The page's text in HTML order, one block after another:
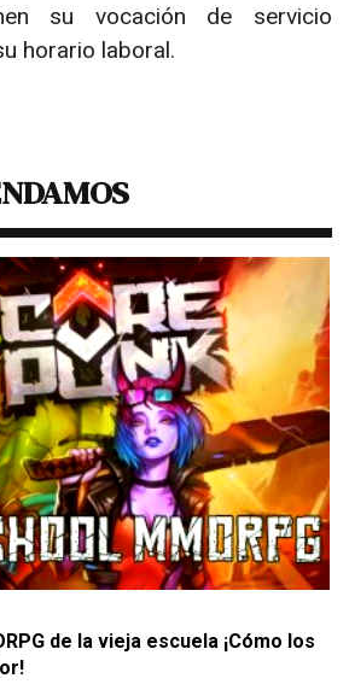
su vocación de servicio
horario laboral.
de la vieja escuela ¡Cómo los